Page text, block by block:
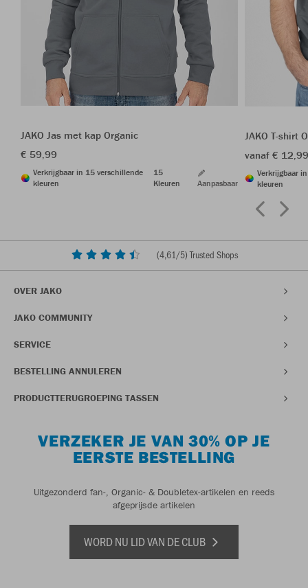
JAKO Jas met kap Organic
€ 59,99
Verkrijgbaar in 15 verschillende
kleuren
15
Kleuren
Aanpasbaar
JAKO T-shirt
vanaf €
Verkrijgbaar
kleuren
(4,61/5) Trusted Shops
OVER JAKO
JAKO COMMUNITY
SERVICE
BESTELLING ANNULEREN
PRODUCTTERUGROEPING TASSEN
VERZEKER JE VAN 30% OP JE
EERSTE BESTELLING
Uitgezonderd fan-, Organic- & Doubletex-artikelen en reeds
afgeprijsde artikelen
WORD NU LID VAN DE CLUB